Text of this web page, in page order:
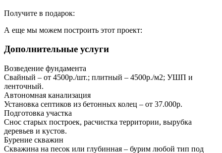
Получите в подарок:
А еще мы можем построить этот проект:
Дополнительные услуги
Возведение фундамента
Свайный – от 4500р./шт.; плитный – 4500р./м2; УШП и
ленточный.
Автономная канализация
Установка септиков из бетонных колец – от 37.000р.
Подготовка участка
Снос старых построек, расчистка территории, вырубка
деревьев и кустов.
Бурение скважин
Скважина на песок или глубинная – бурим любой тип под